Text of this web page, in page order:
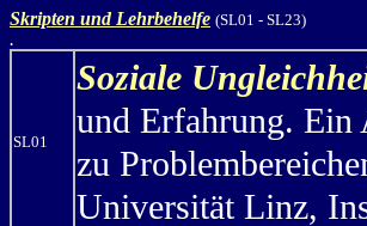
Skripten und Lehrbehelfe (SL01 - SL23)
.
SL01
Soziale
und Erfahrung. Ein
zu
Universität Linz,